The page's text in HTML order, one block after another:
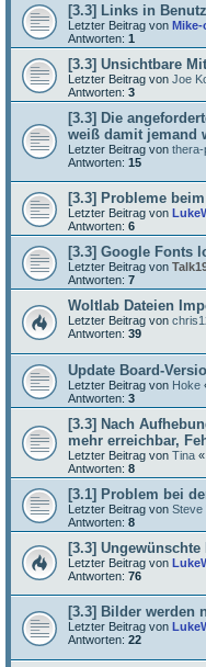
[3.3] Links in
Letzter Beitrag von Mike-
Antworten: 1
[3.3] Unsichtbare
Letzter Beitrag von Joe
Antworten: 3
[3.3] Die
weiß damit jemand
Letzter Beitrag von thera-
Antworten: 15
[3.3] Probleme
Letzter Beitrag von
Antworten: 6
[3.3] Google Fonts
Letzter Beitrag von
Antworten: 7
Woltlab Dateien
Letzter Beitrag von
Antworten: 39
Update Board-
Letzter Beitrag von Hoke
Antworten: 3
[3.3] Nach
mehr erreichbar,
Letzter Beitrag von Tina «
Antworten: 8
[3.1] Problem bei
Letzter Beitrag von Steve
Antworten: 8
[3.3]
Letzter Beitrag von
Antworten: 76
[3.3] Bilder werden
Letzter Beitrag von
Antworten: 22